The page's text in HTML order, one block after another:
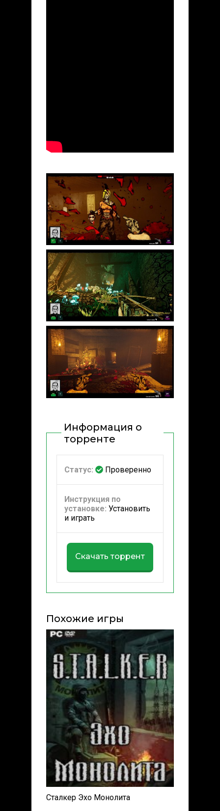
Информация о
торренте
Статус: Проверенно
Инструкция по
установке: Установить
и играть
Скачать торрент
Похожие игры
Сталкер Эхо Монолита